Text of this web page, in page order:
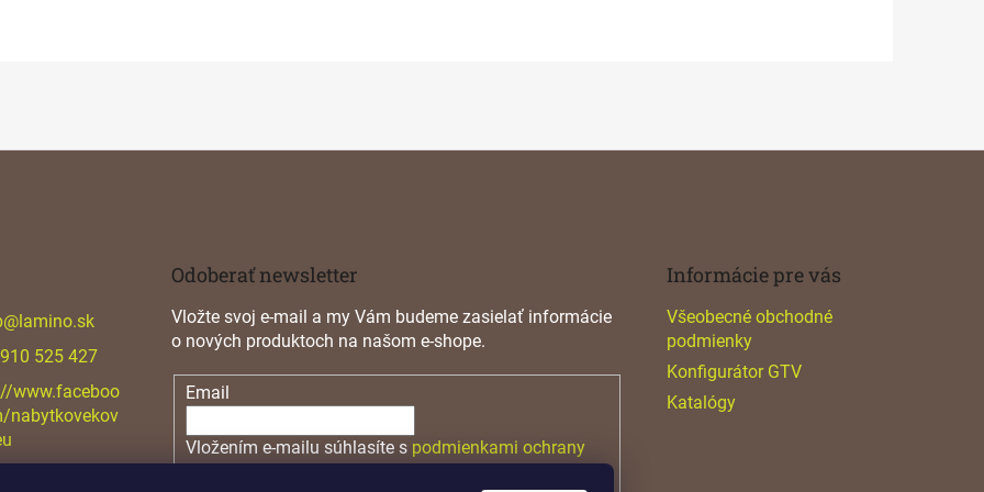
@lamino.sk
525 427
www.faceboo
nabytkovekov
Odoberať newsletter
Vložte svoj e-mail a my Vám budeme zasielať informácie
o nových produktoch na našom e-shope.
Email
Vložením e-mailu súhlasíte s podmienkami ochrany
Informácie pre vás
Všeobecné obchodné
podmienky
Konfigurátor GTV
Katalógy